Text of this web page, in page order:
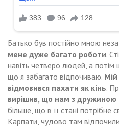
Батько був постійно мною
мене дуже багато роботи.
навіть четверо людей, а потім
що я забагато відпочиваю.
відмовився пахати як кінь.
вирішив, що нам з дружиною
більше, що в її стані потрібне
Карпати, чудово там